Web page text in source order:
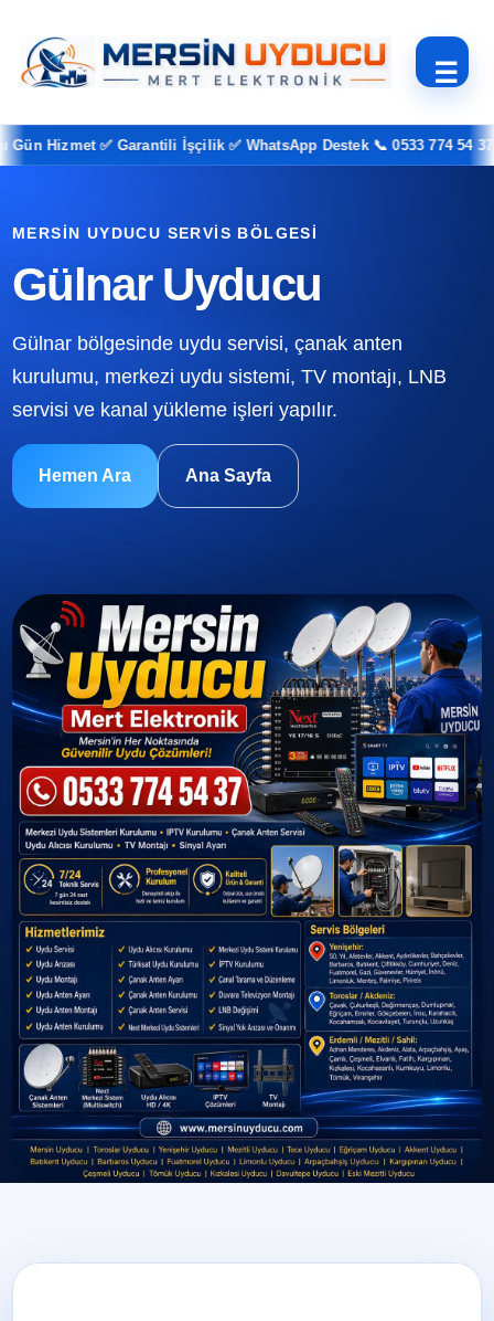
☰
Hizmet ✅ Garantili İşçilik ✅ WhatsApp Destek 📞 0533 774 54 37
MERSIN UYDUCU SERVIS BÖLGESI
Gülnar Uyducu
Gülnar bölgesinde uydu servisi, çanak anten
kurulumu, merkezi uydu sistemi, TV montajı, LNB
servisi ve kanal yükleme işleri yapılır.
Hemen Ara Ana Sayfa